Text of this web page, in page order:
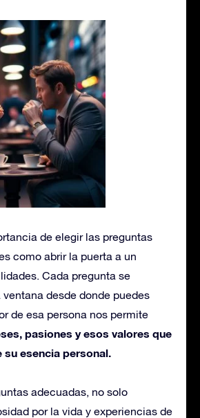
de elegir las preguntas
como abrir la puerta a un
Cada pregunta se
desde donde puedes
de esa persona nos permite
pasiones y esos valores que
su esencia personal.
adecuadas, no solo
por la vida y experiencias de